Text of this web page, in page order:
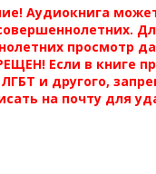
Аудиокнига
просмотр
Если в книге
и другого,
на почту для